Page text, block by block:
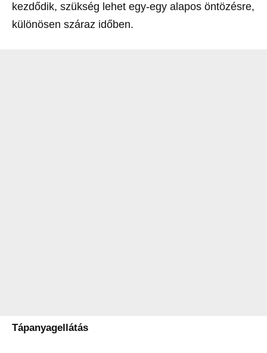
kezdődik, szükség lehet egy-egy alapos öntözésre,
különösen száraz időben.
Tápanyagellátás